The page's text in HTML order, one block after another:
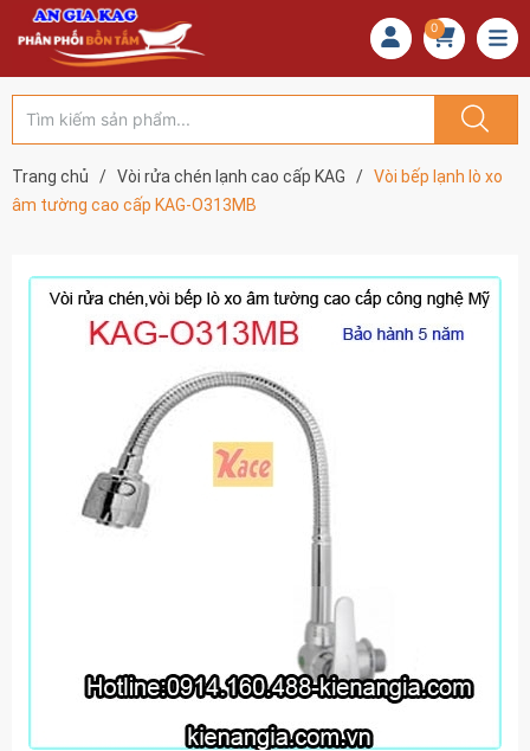
0
Trang chủ / Vòi rửa chén lạnh cao cấp KAG / Vòi bếp lạnh lò xo
âm tường cao cấp KAG-O313MB